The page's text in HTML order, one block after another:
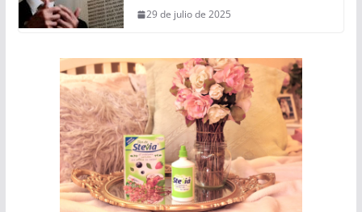
29 de julio de 2025